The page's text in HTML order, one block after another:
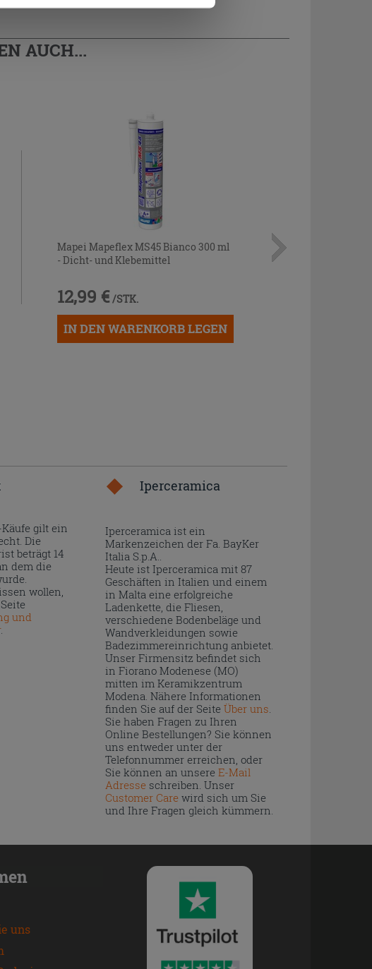
AUCH...
Mapei Mapeflex MS45 Bianco 300 ml
- Dicht- und Klebemittel
12,99 € /STK.
IN DEN WARENKORB LEGEN
gilt ein
Die
beträgt 14
dem die
wollen,
und
.
Iperceramica
Iperceramica ist ein
Markenzeichen der Fa. BayKer
Italia S.p.A..
Heute ist Iperceramica mit 87
Geschäften in Italien und einem
in Malta eine erfolgreiche
Ladenkette, die Fliesen,
verschiedene Bodenbeläge und
Wandverkleidungen sowie
Badezimmereinrichtung anbietet.
Unser Firmensitz befindet sich
in Fiorano Modenese (MO)
mitten im Keramikzentrum
Modena. Nähere Informationen
finden Sie auf der Seite Über uns.
Sie haben Fragen zu Ihren
Online Bestellungen? Sie können
uns entweder unter der
Telefonnummer erreichen, oder
Sie können an unsere E-Mail
Adresseschreiben. Unser
Customer Carewird sich um Sie
und Ihre Fragen gleich kümmern.
uns